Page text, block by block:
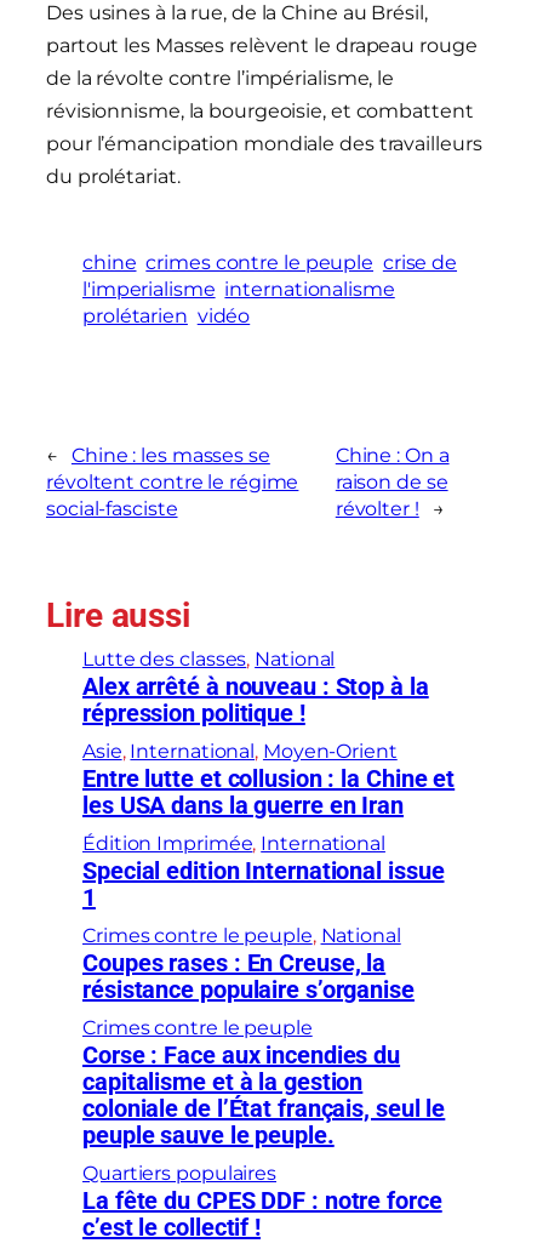
[
V
i
d
é
o
C
h
i
L
e
s
s
e
s
c
h
i
n
o
s
e
s
e
n
l
u
t
t
e
Des usines à la rue, de la Chine au Brésil,
partout les Masses relèvent le drapeau rouge
de la révolte contre l’impérialisme, le
révisionnisme, la bourgeoisie, et combattent
pour l’émancipation mondiale des travailleurs
du prolétariat.
chine crimes contre le peuple crise de
l'imperialisme internationalisme
prolétarien vidéo
←
Chine : les masses se
révoltent contre le régime
social-fasciste
Chine : On a
raison de se
révolter !
→
Lire aussi
Lutte des classes, National
Alex arrêté à nouveau : Stop à la
répression politique !
Asie, International , Moyen-Orient
Entre lutte et collusion : la Chine et
les USA dans la guerre en Iran
Édition Imprimée, International
Special edition International issue
1
Crimes contre le peuple, National
Coupes rases : En Creuse, la
résistance populaire s’organise
Crimes contre le peuple
Corse : Face aux incendies du
capitalisme et à la gestion
coloniale de l’État français, seul le
peuple sauve le peuple.
Quartiers populaires
La fête du CPES DDF : notre force
c’est le collectif !